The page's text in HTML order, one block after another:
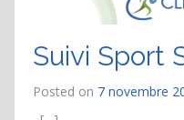
Suivi Sport
Posted on 7 novembre